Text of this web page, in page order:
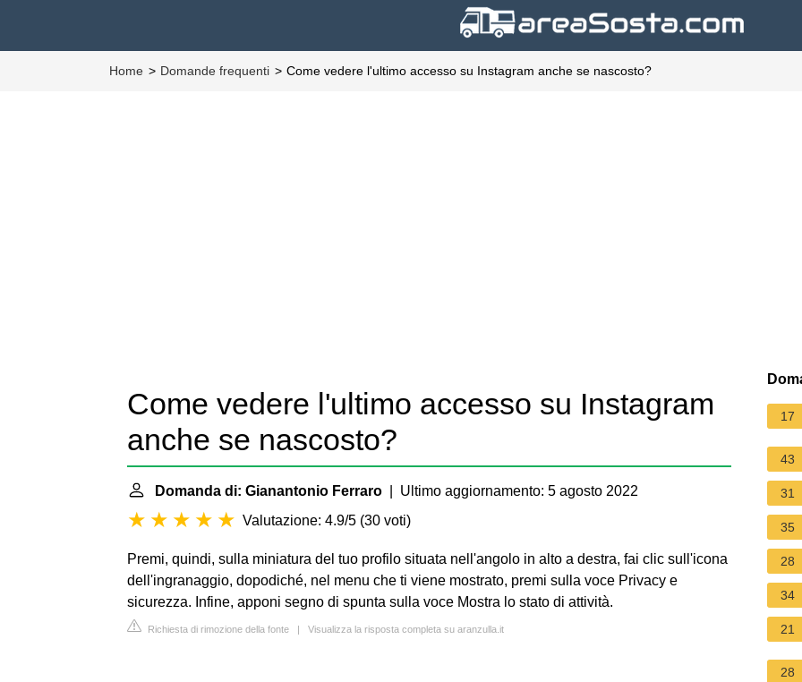
Home Domande frequenti Come vedere l'ultimo accesso su Instagram anche se nascosto?
Come vedere l'ultimo accesso su Instagram
anche se nascosto?
Domanda di: Gianantonio Ferraro | Ultimo aggiornamento: 5 agosto 2022
Valutazione: 4.9/5 (30 voti)
Premi, quindi, sulla miniatura del tuo profilo situata nell'angolo in alto a destra, fai clic sull'icona
dell'ingranaggio, dopodiché, nel menu che ti viene mostrato, premi sulla voce Privacy e
sicurezza. Infine, apponi segno di spunta sulla voce Mostra lo stato di attività.
Richiesta di rimozione della fonte | Visualizza la risposta completa su aranzulla.it
17
43
31
35
28
34
21
28